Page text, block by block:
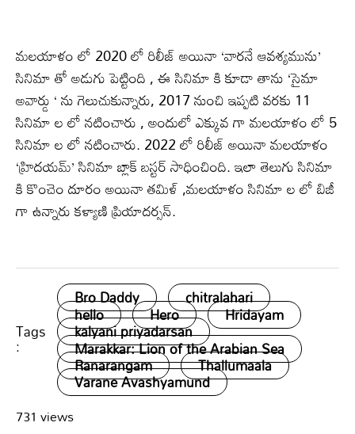
మలయాళం లో 2020 లో రిలీజ్ అయినా ‘వారనే ఆవశ్యమును’
సినిమా తో అడుగు పెట్టింది , ఈ సినిమా కి కూడా తాను ‘సైమా
అవార్డు ‘ ను గెలుచుకున్నారు, 2017 నుంచి ఇప్పటి వరకు 11
సినిమా ల లో నటించారు , అందులో ఎక్కువ గా మలయాళం లో 5
సినిమా ల లో నటించారు. 2022 లో రిలీజ్ అయినా మలయాళం
‘హ్రిదయమ్’ సినిమా బ్లాక్ బస్టర్ సాధించింది. ఇలా తెలుగు సినిమా
కి కొంచెం దూరం అయినా తమిళ్ ,మలయాళం సినిమా ల లో బిజీ
గా ఉన్నారు కళ్యాణి ప్రియాదర్సన్.
Tags
:
Bro Daddy chitralahari
hello Hero Hridayam
kalyani priyadarsan
Marakkar: Lion of the Arabian Sea
Ranarangam Thallumaala
Varane Avashyamund
731 views